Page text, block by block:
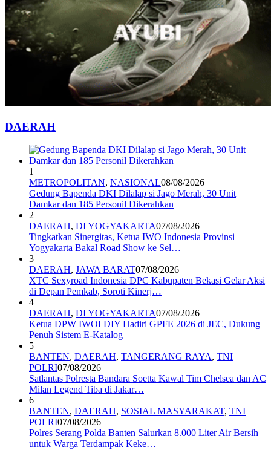
DAERAH
1
METROPOLITAN, NASIONAL08/08/2026
Gedung Bapenda DKI Dilalap si Jago Merah, 30 Unit
Damkar dan 185 Personil Dikerahkan
2
DAERAH, DI YOGYAKARTA07/08/2026
Tingkatkan Sinergitas, Ketua IWO Indonesia Provinsi
Yogyakarta Bakal Road Show ke Sel…
3
DAERAH, JAWA BARAT07/08/2026
XTC Sexyroad Indonesia DPC Kabupaten Bekasi Gelar Aksi
di Depan Pemkab, Soroti Kinerj…
4
DAERAH, DI YOGYAKARTA07/08/2026
Ketua DPW IWOI DIY Hadiri GPFE 2026 di JEC, Dukung
Penuh Sistem E-Katalog
5
BANTEN, DAERAH, TANGERANG RAYA, TNI
POLRI07/08/2026
Satlantas Polresta Bandara Soetta Kawal Tim Chelsea dan AC
Milan Legend Tiba di Jakar…
6
BANTEN, DAERAH, SOSIAL MASYARAKAT, TNI
POLRI07/08/2026
Polres Serang Polda Banten Salurkan 8.000 Liter Air Bersih
untuk Warga Terdampak Keke…